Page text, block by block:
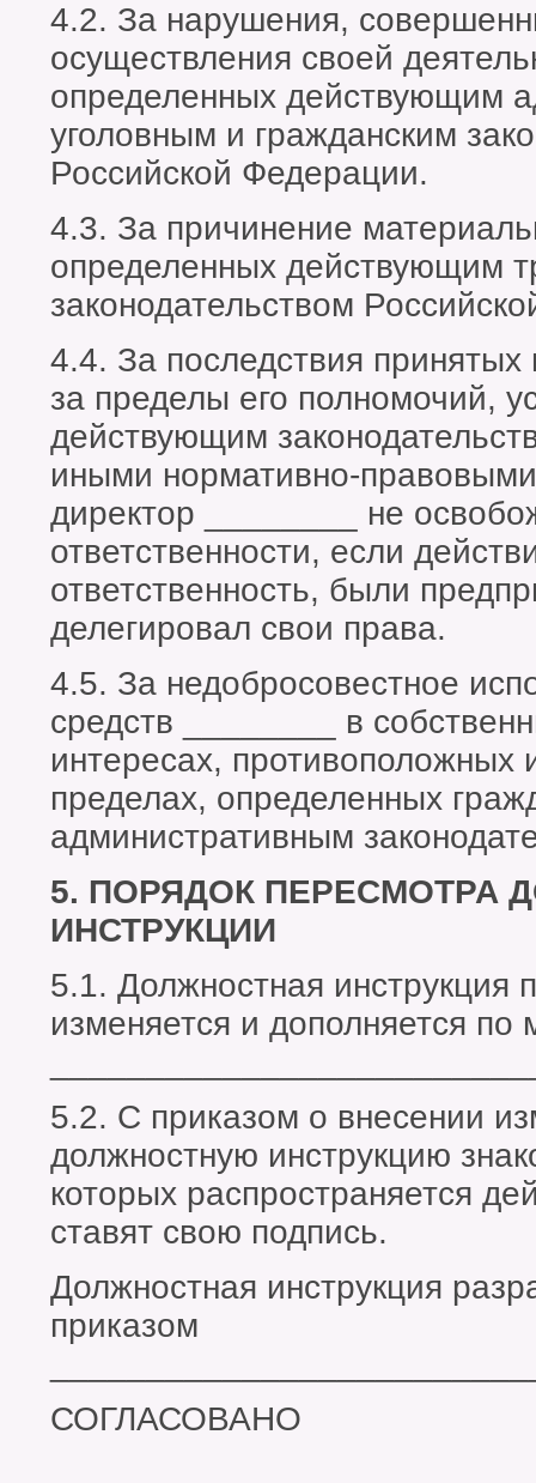
4.2. За нарушения,
осуществления своей
определенных действующим
уголовным и гражданским
Российской Федерации.
4.3. За причинение
определенных действующим
законодательством
4.4. За последствия
за пределы его полномочий,
действующим
иными нормативно-
директор ________ не
ответственности, если
ответственность, были
делегировал свои права.
4.5. За недобросовестное
средств ________ в
интересах, противоположных
пределах, определенных
административным
5. ПОРЯДОК ПЕРЕСМОТРА
ИНСТРУКЦИИ
5.1. Должностная инструкция
изменяется и дополняется
5.2. С приказом о внесении
должностную инструкцию
которых распространяется
ставят свою подпись.
Должностная инструкция
приказом
СОГЛАСОВАНО